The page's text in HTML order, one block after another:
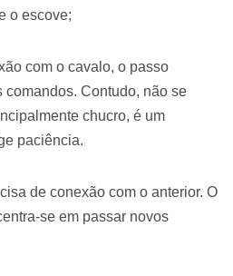
o escove;
com o cavalo, o passo
Contudo, não se
chucro, é um
paciência.
de conexão com o anterior. O
se em passar novos